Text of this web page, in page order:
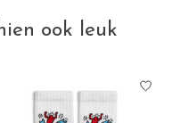
ook leuk